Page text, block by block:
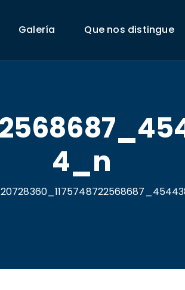
Galería Que nos distingue
4_n